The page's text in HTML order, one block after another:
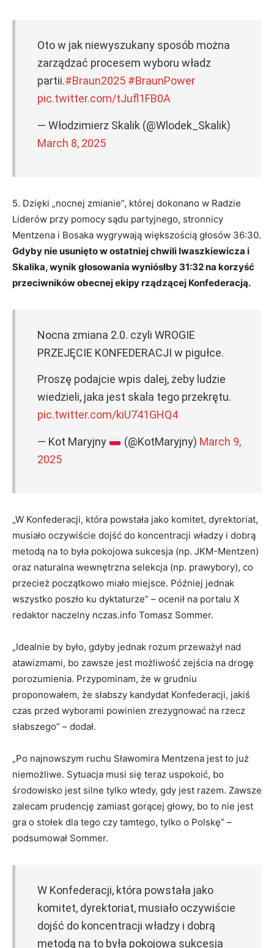
Oto w jak niewyszukany sposób można
zarządzać procesem wyboru władz
partii.#Braun2025 #BraunPower
pic.twitter.com/tJufl1FB0A
— Włodzimierz Skalik (@Wlodek_Skalik)
March 8, 2025
5. Dzięki „nocnej zmianie”, której dokonano w Radzie
Liderów przy pomocy sądu partyjnego, stronnicy
Mentzena i Bosaka wygrywają większością głosów 36:30.
Gdyby nie usunięto w ostatniej chwili Iwaszkiewicza i
Skalika, wynik głosowania wyniósłby 31:32 na korzyść
przeciwników obecnej ekipy rządzącej Konfederacją.
Nocna zmiana 2.0. czyli WROGIE
PRZEJĘCIE KONFEDERACJI w pigułce.
Proszę podajcie wpis dalej, żeby ludzie
wiedzieli, jaka jest skala tego przekrętu.
pic.twitter.com/kiU741GHQ4
— Kot Maryjny (@KotMaryjny) March 9,
2025
„W Konfederacji, która powstała jako komitet, dyrektoriat,
musiało oczywiście dojść do koncentracji władzy i dobrą
metodą na to była pokojowa sukcesja (np. JKM-Mentzen)
oraz naturalna wewnętrzna selekcja (np. prawybory), co
przecież początkowo miało miejsce. Później jednak
wszystko poszło ku dyktaturze” – ocenił na portalu X
redaktor naczelny nczas.info Tomasz Sommer.
„Idealnie by było, gdyby jednak rozum przeważył nad
atawizmami, bo zawsze jest możliwość zejścia na drogę
porozumienia. Przypominam, że w grudniu
proponowałem, że słabszy kandydat Konfederacji, jakiś
czas przed wyborami powinien zrezygnować na rzecz
słabszego” – dodał.
„Po najnowszym ruchu Sławomira Mentzena jest to już
niemożliwe. Sytuacja musi się teraz uspokoić, bo
środowisko jest silne tylko wtedy, gdy jest razem. Zawsze
zalecam prudencję zamiast gorącej głowy, bo to nie jest
gra o stołek dla tego czy tamtego, tylko o Polskę” –
podsumował Sommer.
W Konfederacji, która powstała jako
komitet, dyrektoriat, musiało oczywiście
dojść do koncentracji władzy i dobrą
metodą na to była pokojowa sukcesja